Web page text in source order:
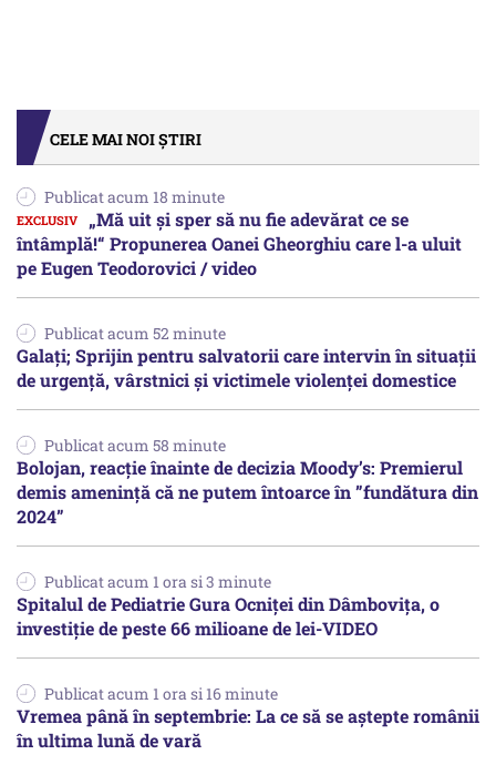
CELE MAI NOI ȘTIRI
Publicat acum 18 minute
„Mă uit și sper să nu fie adevărat ce se
întâmplă!“ Propunerea Oanei Gheorghiu care l-a uluit
pe Eugen Teodorovici / video
Publicat acum 52 minute
Galați; Sprijin pentru salvatorii care intervin în situații
de urgență, vârstnici și victimele violenței domestice
Publicat acum 58 minute
Bolojan, reacție înainte de decizia Moody’s: Premierul
demis amenință că ne putem întoarce în ”fundătura din
2024”
Publicat acum 1 ora si 3 minute
Spitalul de Pediatrie Gura Ocniței din Dâmbovița, o
investiție de peste 66 milioane de lei-VIDEO
Publicat acum 1 ora si 16 minute
Vremea până în septembrie: La ce să se aștepte românii
în ultima lună de vară